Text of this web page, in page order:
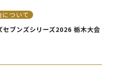
について
セブンズシリーズ2026 栃木大会